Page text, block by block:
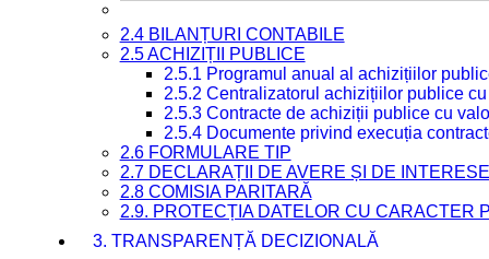
2.4 BILANȚURI CONTABILE
2.5 ACHIZIȚII PUBLICE
2.5.1 Programul anual al achizițiilor
2.5.2 Centralizatorul achizițiilor publice
2.5.3 Contracte de achiziții publice cu
2.5.4 Documente privind execuția
2.6 FORMULARE TIP
2.7 DECLARAȚII DE AVERE ȘI DE INTERESE
2.8 COMISIA PARITARĂ
2.9. PROTECȚIA DATELOR CU CARACTER
3. TRANSPARENȚĂ DECIZIONALĂ